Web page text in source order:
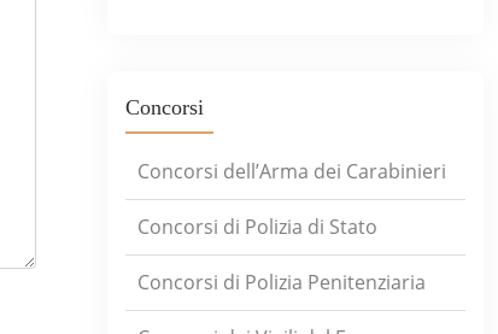
Concorsi
Concorsi dell’Arma dei Carabinieri
Concorsi di Polizia di Stato
Concorsi di Polizia Penitenziaria